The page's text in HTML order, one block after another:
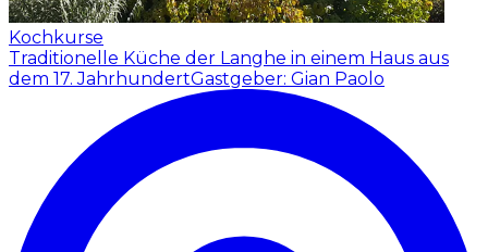
Kochkurse
Traditionelle Küche der Langhe in einem Haus aus
dem 17. JahrhundertGastgeber: Gian Paolo